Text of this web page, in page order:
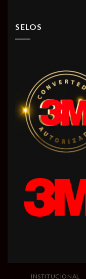
SELOS
INSTITUCIONAL